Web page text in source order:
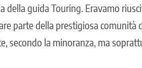
della guida Touring. Eravamo
parte della prestigiosa comunità
secondo la minoranza, ma